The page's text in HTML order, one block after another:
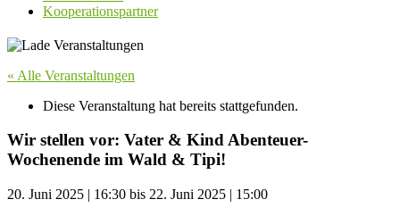
Kooperationspartner
« Alle Veranstaltungen
Diese Veranstaltung hat bereits stattgefunden.
Wir stellen vor: Vater & Kind Abenteuer-
Wochenende im Wald & Tipi!
20. Juni 2025 | 16:30 bis 22. Juni 2025 | 15:00